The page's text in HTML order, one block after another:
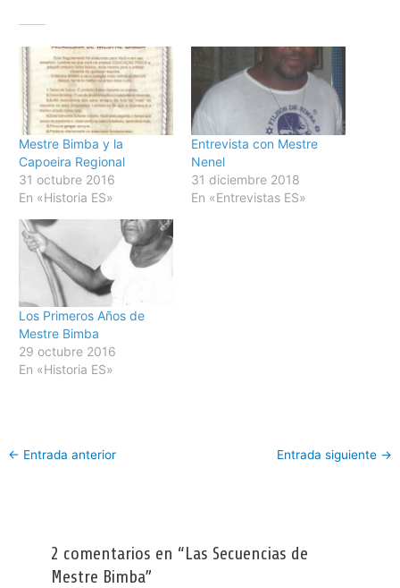
Mestre Bimba y la
Capoeira Regional
31 octubre 2016
En «Historia ES»
Entrevista con Mestre
Nenel
31 diciembre 2018
En «Entrevistas ES»
Los Primeros Años de
Mestre Bimba
29 octubre 2016
En «Historia ES»
← Entrada anterior Entrada siguiente →
2 comentarios en “Las Secuencias de
Mestre Bimba”